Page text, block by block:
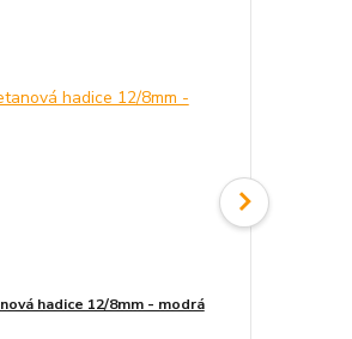
hadice 12/8mm - modrá